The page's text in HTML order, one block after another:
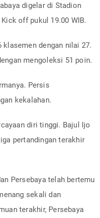
digelar di Stadion
off pukul 19.00 WIB.
dengan nilai 27.
mengoleksi 51 poin.
Persis
kekalahan.
diri tinggi. Bajul Ijo
pertandingan terakhir
Persebaya telah bertemu
sekali dan
terakhir, Persebaya